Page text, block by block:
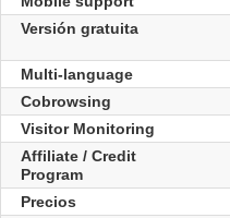
Versión gratuita
Multi-language
Cobrowsing
Visitor Monitoring
Affiliate / Credit
Program
Precios